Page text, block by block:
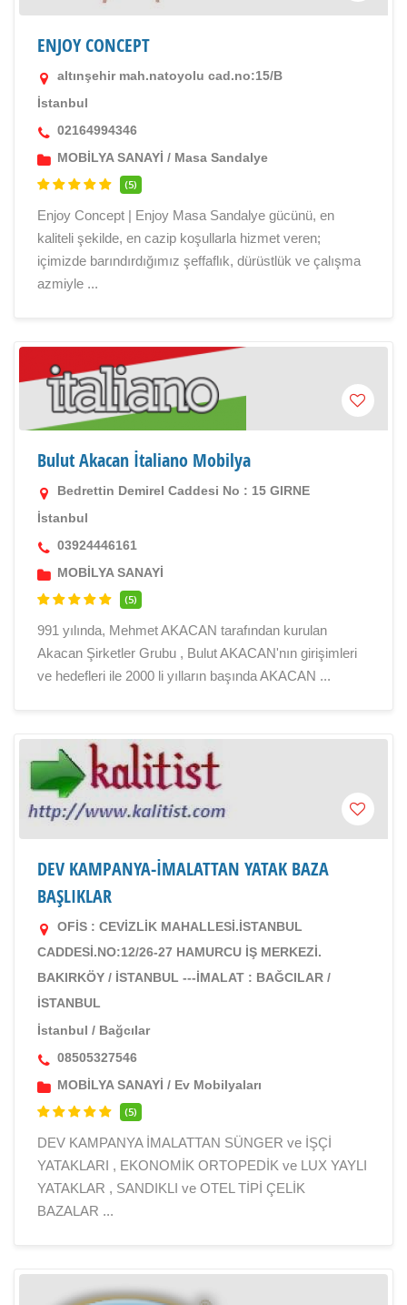
ENJOY CONCEPT
altınşehir mah.natoyolu cad.no:15/B
İstanbul
02164994346
MOBİLYA SANAYİ / Masa Sandalye
(5)
Enjoy Concept | Enjoy Masa Sandalye gücünü, en
kaliteli şekilde, en cazip koşullarla hizmet veren;
içimizde barındırdığımız şeffaflık, dürüstlük ve çalışma
azmiyle ...
Bulut Akacan İtaliano Mobilya
Bedrettin Demirel Caddesi No : 15 GIRNE
İstanbul
03924446161
MOBİLYA SANAYİ
(5)
991 yılında, Mehmet AKACAN tarafından kurulan
Akacan Şirketler Grubu , Bulut AKACAN'nın girişimleri
ve hedefleri ile 2000 li yılların başında AKACAN ...
DEV KAMPANYA-İMALATTAN YATAK BAZA
BAŞLIKLAR
OFİS : CEVİZLİK MAHALLESİ.İSTANBUL
CADDESİ.NO:12/26-27 HAMURCU İŞ MERKEZİ.
BAKIRKÖY / İSTANBUL ---İMALAT : BAĞCILAR /
İSTANBUL
İstanbul / Bağcılar
08505327546
MOBİLYA SANAYİ / Ev Mobilyaları
(5)
DEV KAMPANYA İMALATTAN SÜNGER ve İŞÇİ
YATAKLARI , EKONOMİK ORTOPEDİK ve LUX YAYLI
YATAKLAR , SANDIKLI ve OTEL TİPİ ÇELİK
BAZALAR ...